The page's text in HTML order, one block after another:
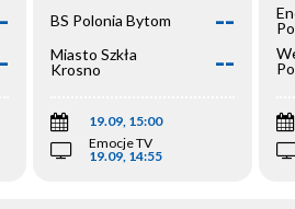
BS Polonia Bytom --
Miasto Szkła
Krosno
--
19.09, 15:00
Emocje TV
19.09, 14:55